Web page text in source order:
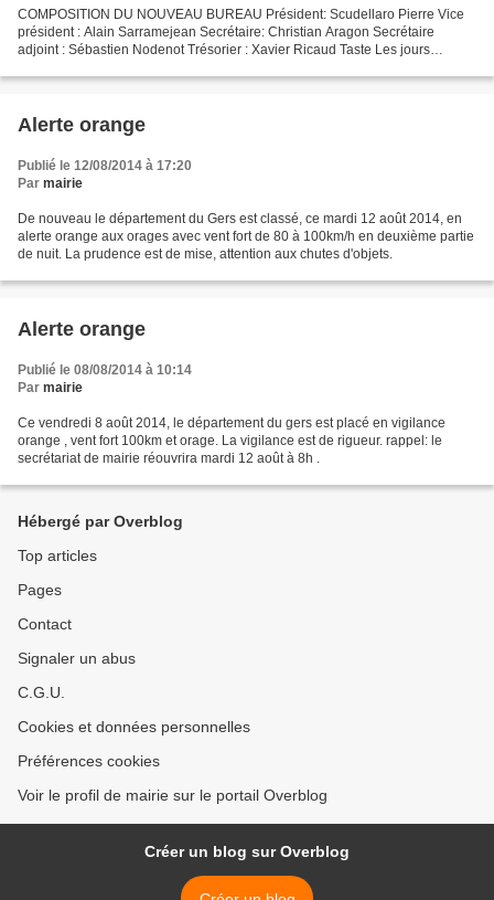
COMPOSITION DU NOUVEAU BUREAU Président: Scudellaro Pierre Vice
président : Alain Sarramejean Secrétaire: Christian Aragon Secrétaire
adjoint : Sébastien Nodenot Trésorier : Xavier Ricaud Taste Les jours
Alerte orange
Publié le 12/08/2014 à 17:20
Par mairie
De nouveau le département du Gers est classé, ce mardi 12 août 2014, en
alerte orange aux orages avec vent fort de 80 à 100km/h en deuxième partie
de nuit. La prudence est de mise, attention aux chutes d'objets.
Alerte orange
Publié le 08/08/2014 à 10:14
Par mairie
Ce vendredi 8 août 2014, le département du gers est placé en vigilance
orange , vent fort 100km et orage. La vigilance est de rigueur. rappel: le
secrétariat de mairie réouvrira mardi 12 août à 8h .
Hébergé par Overblog
Top articles
Pages
Contact
Signaler un abus
C.G.U.
Cookies et données personnelles
Préférences cookies
Voir le profil de mairie sur le portail Overblog
Créer un blog sur Overblog